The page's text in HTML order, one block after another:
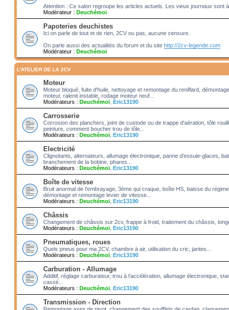
Attention : Ce salon regroupe les articles actuels. Les vieux journaux sont
Modérateur : Deuchémoi
Papoteries deuchistes
Ici on parle de tout et de rien, 2CV ou pas, aucune censure.
On parle aussi des actualités du forum et du site http://2cv-legende.com
Modérateur : Deuchémoi
L'ATELIER DE LA 2CV
Moteur
Moteur bloqué, fuite d'huile, nettoyage et remontage du reniflard,
moteur, ralenti instable, rodage moteur neuf...
Modérateurs : Deuchémoi, Eric13190
Carrosserie
Corrosion des planchers, joint de custode ou de trappe d'aération, tôle
peinture, comment boucher trou de tôle...
Modérateurs : Deuchémoi, Eric13190
Electricité
Clignotants, alternateurs, allumage électronique, panne d'essuie-glaces,
branchement de la bobine, phares...
Modérateurs : Deuchémoi, Eric13190
Boîte de vitesse
Bruit anormal de l'embrayage, 3ème qui craque, boîte HS, baisse du
démontage et remontage levier de vitesse...
Modérateurs : Deuchémoi, Eric13190
Châssis
Changement de châssis sur 2cv, frappe à froid, traitement du châssis,
Modérateurs : Deuchémoi, Eric13190
Pneumatiques, roues
Quels pneus pour ma 2CV, chambre à air, utilisation du cric, jantes...
Modérateurs : Deuchémoi, Eric13190
Carburation - Allumage
Additif, réglage carburateur, trou à l'accélération, allumage électronique,
cassé...
Modérateurs : Deuchémoi, Eric13190
Transmission - Direction
Remontage axes de pivot, changement des soufflets de cardan,